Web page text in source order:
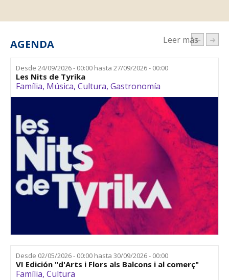
AGENDA
Desde24/09/2026 - 00:00 hasta27/09/2026 - 00:00
Les Nits de Tyrika
Família, Música,Cultura,Gastronomía
Desde 02/05/2026 - 00:00 hasta30/09/2026 - 00:00
VI Edición "d'Arts i Flors als Balcons i al comerç"
Família,Cultura
Leer más